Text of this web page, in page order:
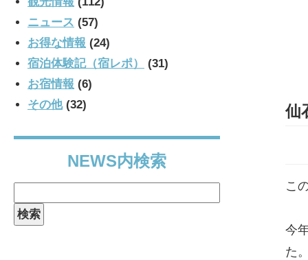
仙
こ
今
た
ニュース (57)
お得な情報 (24)
宿泊体験記（宿レポ）
(31)
お宿情報 (6)
その他(32)
NEWS内検索
索: